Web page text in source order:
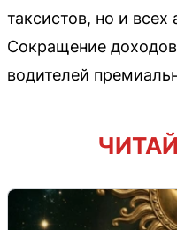
таксистов, но и
Сокращение
водителей